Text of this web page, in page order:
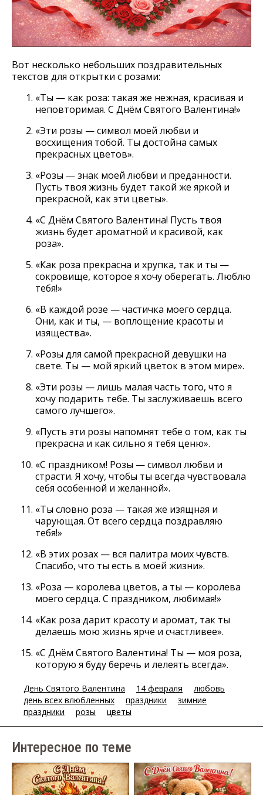
Вот несколько небольших поздравительных
текстов для открытки с розами:
«Ты — как роза: такая же нежная, красивая и
неповторимая. С Днём Святого Валентина!»
«Эти розы — символ моей любви и
восхищения тобой. Ты достойна самых
прекрасных цветов».
«Розы — знак моей любви и преданности.
Пусть твоя жизнь будет такой же яркой и
прекрасной, как эти цветы».
«С Днём Святого Валентина! Пусть твоя
жизнь будет ароматной и красивой, как
роза».
«Как роза прекрасна и хрупка, так и ты —
сокровище, которое я хочу оберегать. Люблю
тебя!»
«В каждой розе — частичка моего сердца.
Они, как и ты, — воплощение красоты и
изящества».
«Розы для самой прекрасной девушки на
свете. Ты — мой яркий цветок в этом мире».
«Эти розы — лишь малая часть того, что я
хочу подарить тебе. Ты заслуживаешь всего
самого лучшего».
«Пусть эти розы напомнят тебе о том, как ты
прекрасна и как сильно я тебя ценю».
«С праздником! Розы — символ любви и
страсти. Я хочу, чтобы ты всегда чувствовала
себя особенной и желанной».
«Ты словно роза — такая же изящная и
чарующая. От всего сердца поздравляю
тебя!»
«В этих розах — вся палитра моих чувств.
Спасибо, что ты есть в моей жизни».
«Роза — королева цветов, а ты — королева
моего сердца. С праздником, любимая!»
«Как роза дарит красоту и аромат, так ты
делаешь мою жизнь ярче и счастливее».
«С Днём Святого Валентина! Ты — моя роза,
которую я буду беречь и лелеять всегда».
День Святого Валентина 14 февраля
любовь
день всех влюбленных
праздники
зимние
праздники
розы цветы
Интересное по теме